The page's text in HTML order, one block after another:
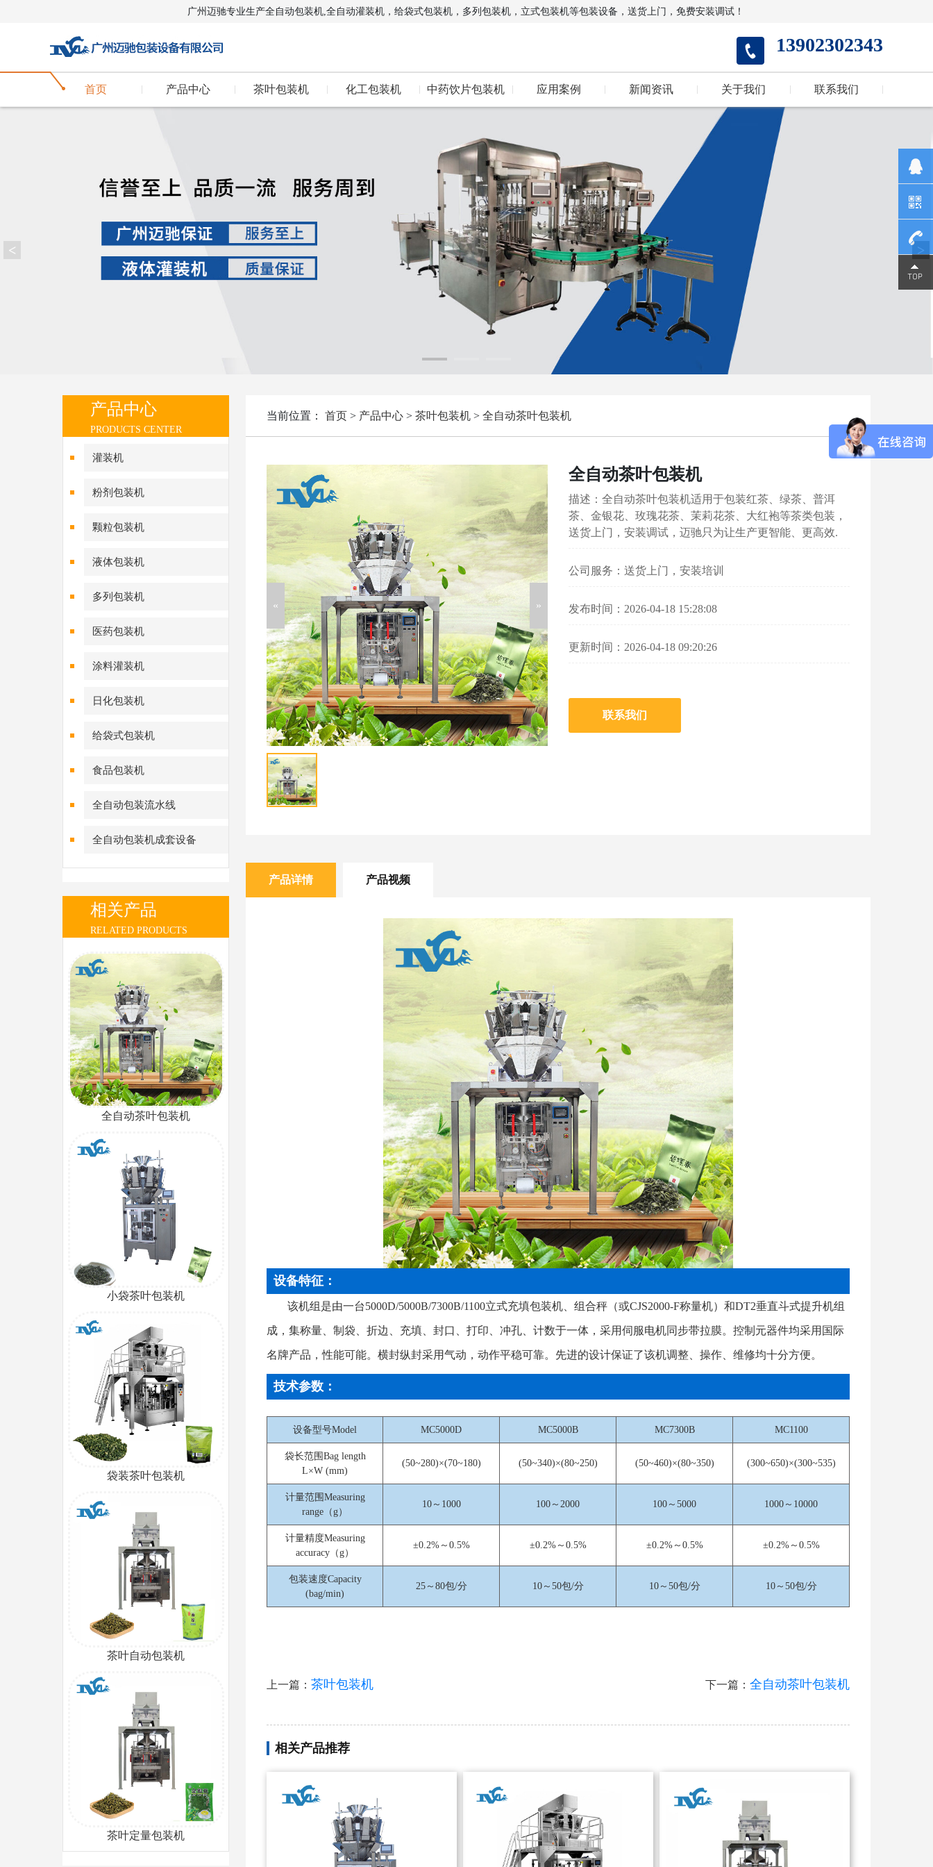
广州迈驰专业生产全自动包装机,全自动灌装机，给袋式包装机，多列包装机，立式包装机等包装设备，送货上门，免费安装调试！
13902302343
首页 产品中心 茶叶包装机 化工包装机 中药饮片包装机 应用案例 新闻资讯 关于我们 联系我们
< >
产品中心
PRODUCTS CENTER
灌装机
粉剂包装机
颗粒包装机
液体包装机
多列包装机
医药包装机
涂料灌装机
日化包装机
给袋式包装机
食品包装机
全自动包装流水线
全自动包装机成套设备
相关产品
RELATED PRODUCTS
全自动茶叶包装机
小袋茶叶包装机
袋装茶叶包装机
茶叶自动包装机
茶叶定量包装机
当前位置： 首页 > 产品中心 > 茶叶包装机 > 全自动茶叶包装机
全自动茶叶包装机
描述：全自动茶叶包装机适用于包装红茶、绿茶、普洱
茶、金银花、玫瑰花茶、茉莉花茶、大红袍等茶类包装，
送货上门，安装调试，迈驰只为让生产更智能、更高效.
公司服务：送货上门，安装培训
发布时间：2026-04-18 15:28:08
更新时间：2026-04-18 09:20:26
联系我们
产品详情 产品视频
设备特征：
该机组是由一台5000D/5000B/7300B/1100立式充填包装机、组合秤（或CJS2000-F称量机）和DT2垂直斗式提升机组
成，集称量、制袋、折边、充填、封口、打印、冲孔、计数于一体，采用伺服电机同步带拉膜。控制元器件均采用国际
名牌产品，性能可能。横封纵封采用气动，动作平稳可靠。先进的设计保证了该机调整、操作、维修均十分方便。
技术参数：
设备型号Model MC5000D MC5000B MC7300B MC1100
袋长范围Bag length
L×W (mm)
(50~280)×(70~180) (50~340)×(80~250) (50~460)×(80~350) (300~650)×(300~535)
计量范围Measuring
range（g）
10～1000 100～2000 100～5000 1000～10000
计量精度Measuring
accuracy（g）
±0.2%～0.5% ±0.2%～0.5% ±0.2%～0.5% ±0.2%～0.5%
包装速度Capacity
(bag/min)
25～80包/分 10～50包/分 10～50包/分 10～50包/分
上一篇： 茶叶包装机 下一篇： 全自动茶叶包装机
相关产品推荐